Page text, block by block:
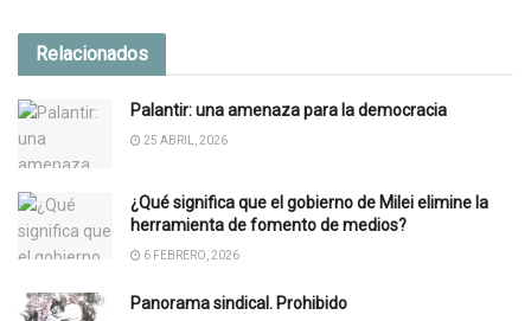
Relacionados
Palantir: una amenaza para la democracia
25 ABRIL, 2026
¿Qué significa que el gobierno de Milei elimine la
herramienta de fomento de medios?
6 FEBRERO, 2026
Panorama sindical. Prohibido